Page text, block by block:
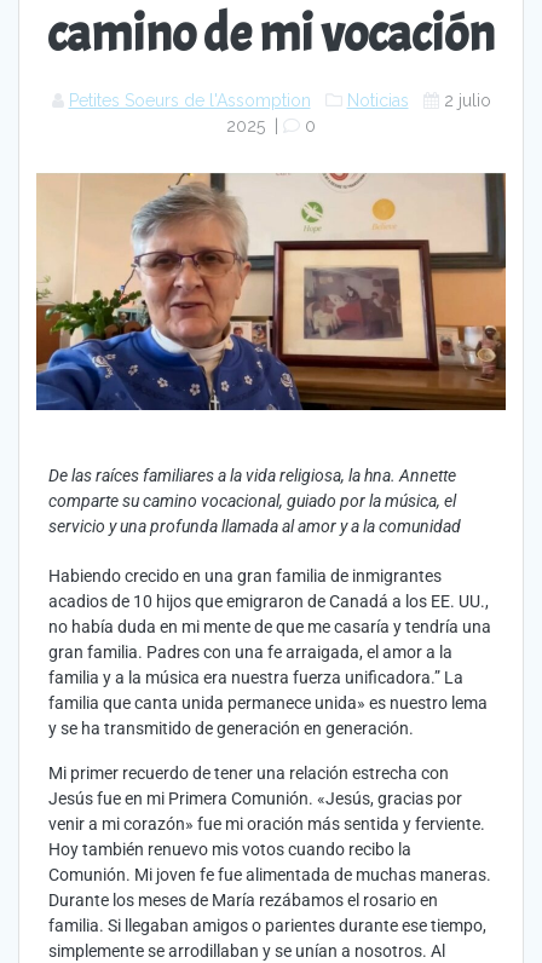
camino de mi vocación
Petites Soeurs de l'Assomption Noticias
2 julio
2025
0
De las raíces familiares a la vida religiosa, la hna. Annette
comparte su camino vocacional, guiado por la música, el
servicio y una profunda llamada al amor y a la comunidad
Habiendo crecido en una gran familia de inmigrantes
acadios de 10 hijos que emigraron de Canadá a los EE. UU.,
no había duda en mi mente de que me casaría y tendría una
gran familia. Padres con una fe arraigada, el amor a la
familia y a la música era nuestra fuerza unificadora.” La
familia que canta unida permanece unida» es nuestro lema
y se ha transmitido de generación en generación.
Mi primer recuerdo de tener una relación estrecha con
Jesús fue en mi Primera Comunión. «Jesús, gracias por
venir a mi corazón» fue mi oración más sentida y ferviente.
Hoy también renuevo mis votos cuando recibo la
Comunión. Mi joven fe fue alimentada de muchas maneras.
Durante los meses de María rezábamos el rosario en
familia. Si llegaban amigos o parientes durante ese tiempo,
simplemente se arrodillaban y se unían a nosotros. Al